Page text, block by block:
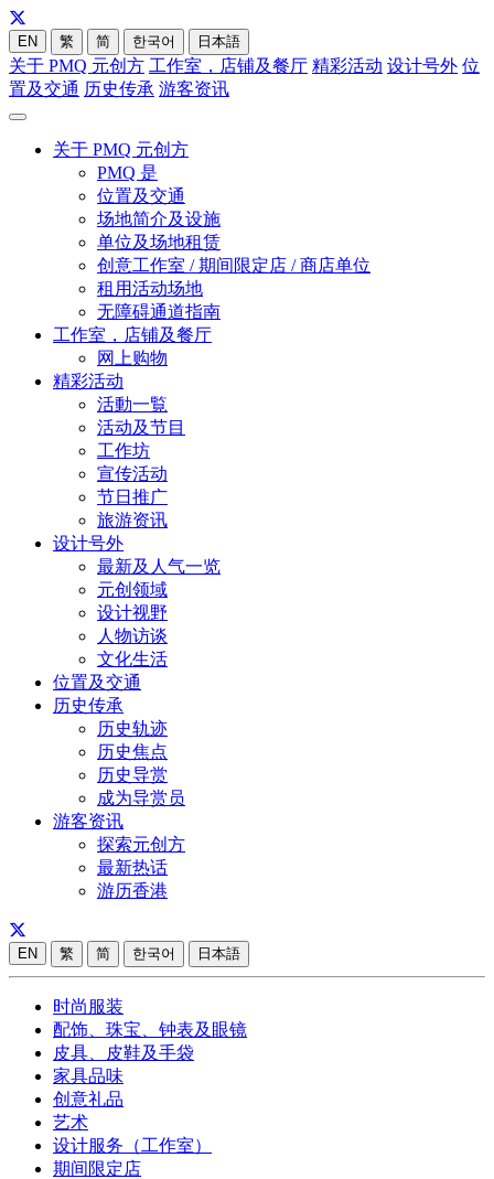
EN 繁 简 한국어 日本語
关于 PMQ 元创方 工作室，店铺及餐厅 精彩活动 设计号外 位
置及交通 历史传承 游客资讯
关于 PMQ 元创方
PMQ 是
位置及交通
场地简介及设施
单位及场地租赁
创意工作室 / 期间限定店 / 商店单位
租用活动场地
无障碍通道指南
工作室，店铺及餐厅
网上购物
精彩活动
活動一覧
活动及节目
工作坊
宣传活动
节日推广
旅游资讯
设计号外
最新及人气一览
元创领域
设计视野
人物访谈
文化生活
位置及交通
历史传承
历史轨迹
历史焦点
历史导赏
成为导赏员
游客资讯
探索元创方
最新热话
游历香港
EN 繁 简 한국어 日本語
时尚服装
配饰、珠宝、钟表及眼镜
皮具、皮鞋及手袋
家具品味
创意礼品
艺术
设计服务（工作室）
期间限定店